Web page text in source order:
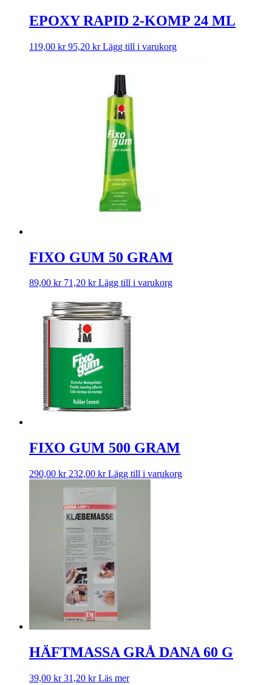
EPOXY RAPID 2-KOMP 24 ML
119,00 kr 95,20 kr Lägg till i varukorg
FIXO GUM 50 GRAM
89,00 kr 71,20 kr Lägg till i varukorg
FIXO GUM 500 GRAM
290,00 kr 232,00 kr Lägg till i varukorg
HÄFTMASSA GRÅ DANA 60 G
39,00 kr 31,20 kr Läs mer